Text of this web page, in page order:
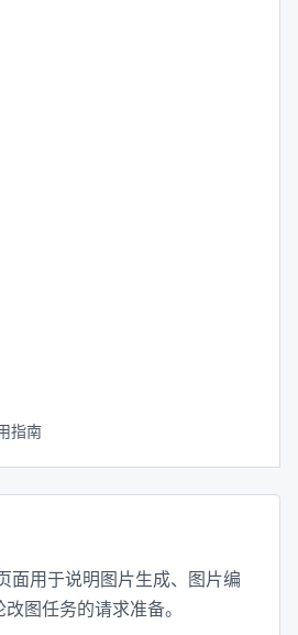
指南
面用于说明图片生成、图片编
图任务的请求准备。